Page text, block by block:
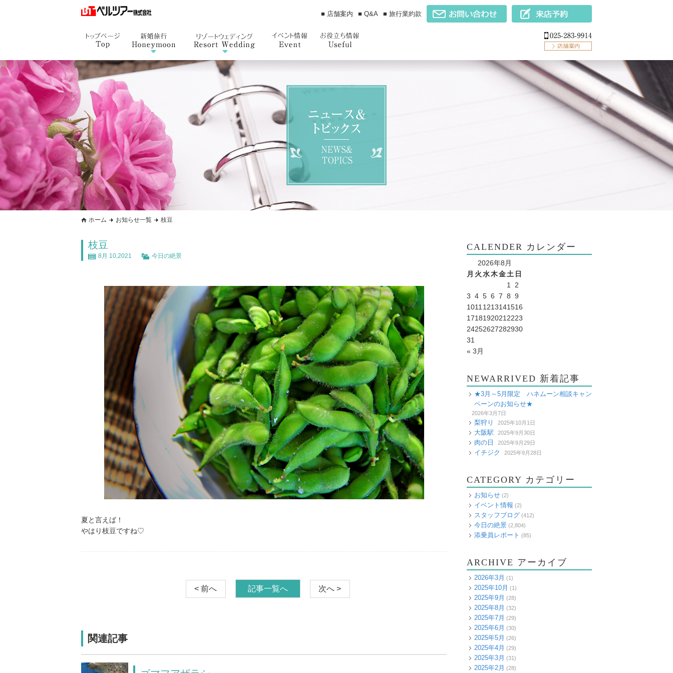
■ 店舗案内 ■ Q&A ■ 旅行業約款
ホーム お知らせ一覧 枝豆
枝豆
8月 10,2021 今日の絶景
夏と言えば！
やはり枝豆ですね♡
< 前へ 記事一覧へ 次へ >
関連記事
CALENDER カレンダー
2026年8月
月 火水木金土 日
1
2
3 4 5 6 7 8 9
1011 1213141516
1718192021 2223
24252627282930
31
« 3月
NEWARRIVED 新着記事
★3月～5月限定 ハネムーン相談キャン
ペーンのお知らせ★
2026年3月7日
梨狩り 2025年10月1日
大阪駅 2025年9月30日
肉の日 2025年9月29日
イチジク 2025年9月28日
CATEGORY カテゴリー
お知らせ (2)
イベント情報 (2)
スタッフブログ (412)
今日の絶景 (2,804)
添乗員レポート (85)
ARCHIVE アーカイブ
2026年3月 (1)
2025年10月 (1)
2025年9月 (28)
2025年8月 (32)
2025年7月 (29)
2025年6月 (30)
2025年5月 (26)
2025年4月 (29)
2025年3月 (31)
2025年2月 (28)